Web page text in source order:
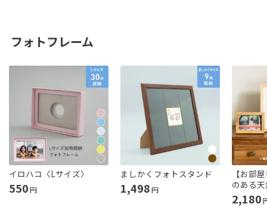
フォトフレーム
イロハコ〈Lサイズ〉
550円
ましかくフォトスタンド
1,498円
【お部
のある
2,180